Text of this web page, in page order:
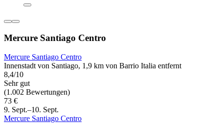
Mercure Santiago Centro
Mercure Santiago Centro
Innenstadt von Santiago, 1,9 km von Barrio Italia entfernt
8,4/10
Sehr gut
(1.002 Bewertungen)
73 €
9. Sept.–10. Sept.
Mercure Santiago Centro